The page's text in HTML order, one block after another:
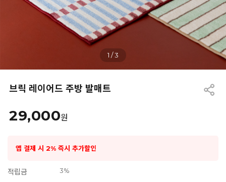
1 /3
브릭 레이어드 주방 발매트
29,000원
앱 결제 시 2% 즉시 추가할인
적립금 3%